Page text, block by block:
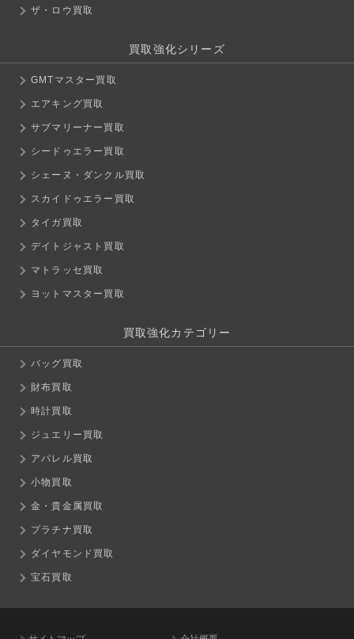
ザ・ロウ買取
買取強化シリーズ
GMTマスター買取
エアキング買取
サブマリーナー買取
シードゥエラー買取
シェーヌ・ダンクル買取
スカイドゥエラー買取
タイガ買取
デイトジャスト買取
マトラッセ買取
ヨットマスター買取
買取強化カテゴリー
バッグ買取
財布買取
時計買取
ジュエリー買取
アパレル買取
小物買取
金・貴金属買取
プラチナ買取
ダイヤモンド買取
宝石買取